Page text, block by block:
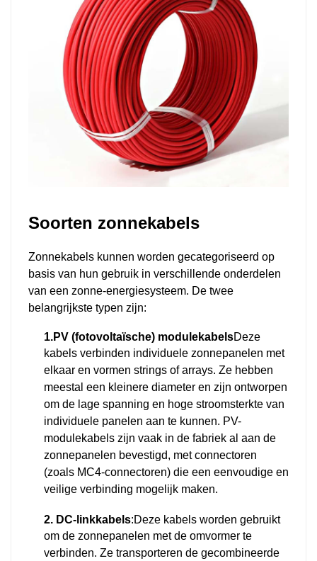
Soorten zonnekabels
Zonnekabels kunnen worden gecategoriseerd op
basis van hun gebruik in verschillende onderdelen
van een zonne-energiesysteem. De twee
belangrijkste typen zijn:
1.PV (fotovoltaïsche) modulekabelsDeze
kabels verbinden individuele zonnepanelen met
elkaar en vormen strings of arrays. Ze hebben
meestal een kleinere diameter en zijn ontworpen
om de lage spanning en hoge stroomsterkte van
individuele panelen aan te kunnen. PV-
modulekabels zijn vaak in de fabriek al aan de
zonnepanelen bevestigd, met connectoren
(zoals MC4-connectoren) die een eenvoudige en
veilige verbinding mogelijk maken.
2. DC-linkkabels:Deze kabels worden gebruikt
om de zonnepanelen met de omvormer te
verbinden. Ze transporteren de gecombineerde